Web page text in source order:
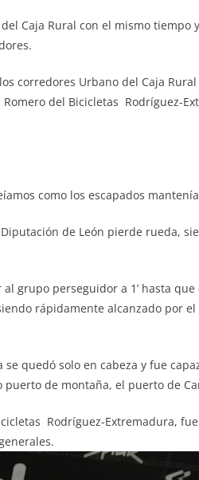
Caja Rural con el mismo tiempo
corredores Urbano del Caja
del Bicicletas Rodríguez-
como los escapados
de León pierde rueda,
grupo perseguidor a 1’ hasta
rápidamente alcanzado por
quedó solo en cabeza y fue
de montaña, el puerto de
Rodríguez-Extremadura,